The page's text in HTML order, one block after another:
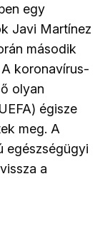
egy
Javi Martínez
második
koronavírus-
olyan
égisze
meg. A
egészségügyi
a